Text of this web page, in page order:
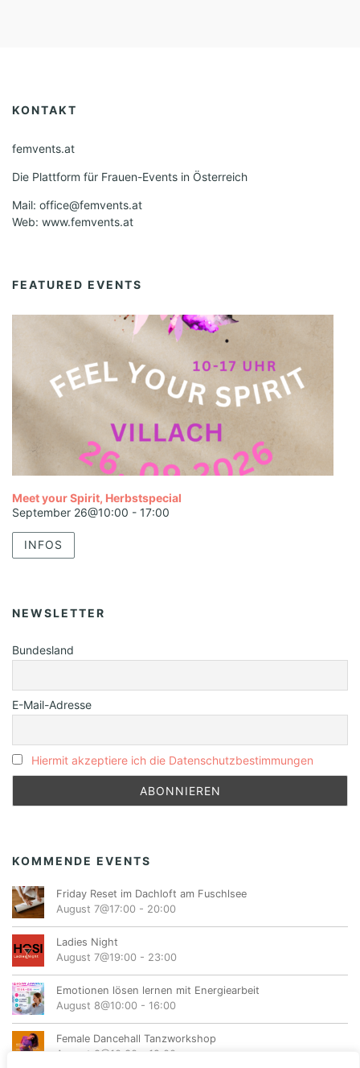
KONTAKT
femvents.at
Die Plattform für Frauen-Events in Österreich
Mail: office@femvents.at
Web: www.femvents.at
FEATURED EVENTS
Meet your Spirit, Herbstspecial
September 26@10:00 - 17:00
INFOS
NEWSLETTER
Bundesland
E-Mail-Adresse
Hiermit akzeptiere ich die Datenschutzbestimmungen
KOMMENDE EVENTS
Friday Reset im Dachloft am Fuschlsee
August 7@17:00 - 20:00
Ladies Night
August 7@19:00 - 23:00
Emotionen lösen lernen mit Energiearbeit
August 8@10:00 - 16:00
Female Dancehall Tanzworkshop
August 8@10:30
12:00